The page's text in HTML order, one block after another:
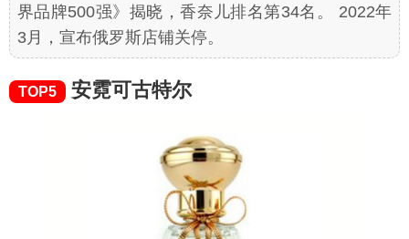
界品牌500强》揭晓，香奈儿排名第34名。 2022年
3月，宣布俄罗斯店铺关停。
TOP5 安霓可古特尔